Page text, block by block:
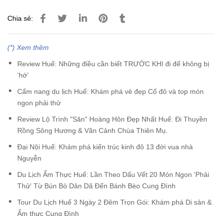
Chia sẻ:
(*) Xem thêm
Review Huế: Những điều cần biết TRƯỚC KHI đi để không bị
'hớ'
Cẩm nang du lịch Huế: Khám phá vẻ đẹp Cố đô và top món
ngon phải thử
Review Lộ Trình "Săn" Hoàng Hôn Đẹp Nhất Huế: Đi Thuyền
Rồng Sông Hương & Vãn Cảnh Chùa Thiên Mụ.
Đại Nội Huế: Khám phá kiến trúc kinh đô 13 đời vua nhà
Nguyễn
Du Lịch Ẩm Thực Huế: Lần Theo Dấu Vết 20 Món Ngon 'Phải
Thử' Từ Bún Bò Dân Dã Đến Bánh Bèo Cung Đình
Tour Du Lịch Huế 3 Ngày 2 Đêm Trọn Gói: Khám phá Di sản &
Ẩm thực Cung Đình